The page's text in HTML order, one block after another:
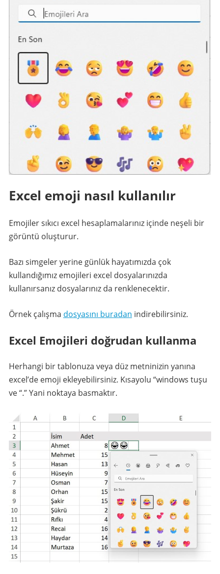
Excel emoji nasıl kullanılır
Emojiler sıkıcı excel hesaplamalarınız içinde neşeli bir
görüntü oluşturur.
Bazı simgeler yerine günlük hayatımızda çok
kullandığımız emojileri excel dosyalarınızda
kullanırsanız dosyalarınız da renklenecektir.
Örnek çalışma dosyasını buradan indirebilirsiniz.
Excel Emojileri doğrudan kullanma
Herhangi bir tablonuza veya düz metninizin yanına
excel’de emoji ekleyebilirsiniz. Kısayolu “windows tuşu
ve “.” Yani noktaya basmaktır.